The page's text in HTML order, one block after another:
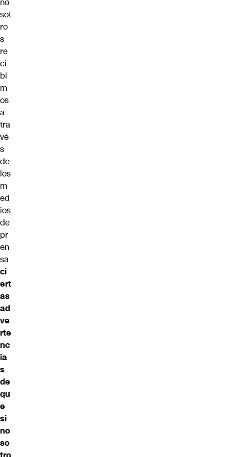
sot
ro
s
re
ci
bi
m
os
a
tra
vé
s
de
los
m
ed
ios
de
pr
en
sa
ci
ert
as
ad
ve
rte
nc
ia
s
de
qu
e
si
no
so